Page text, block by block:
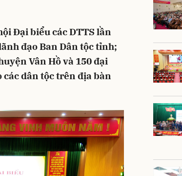
Đại biểu các DTTS lần
đạo Ban Dân tộc tỉnh;
Vân Hồ và 150 đại
các dân tộc trên địa bàn
Gửi